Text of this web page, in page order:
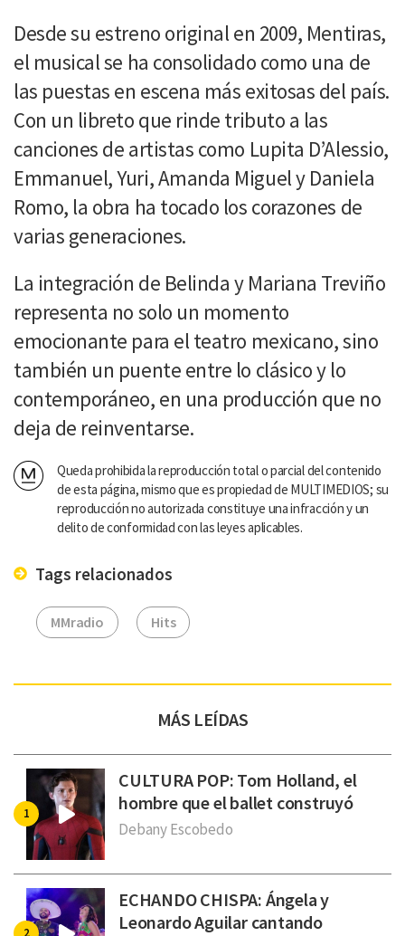
Desde su estreno original en 2009, Mentiras,
el musical se ha consolidado como una de
las puestas en escena más exitosas del país.
Con un libreto que rinde tributo a las
canciones de artistas como Lupita D’Alessio,
Emmanuel, Yuri, Amanda Miguel y Daniela
Romo, la obra ha tocado los corazones de
varias generaciones.
La integración de Belinda y Mariana Treviño
representa no solo un momento
emocionante para el teatro mexicano, sino
también un puente entre lo clásico y lo
contemporáneo, en una producción que no
deja de reinventarse.
Queda prohibida la reproducción total o parcial del contenido
de esta página, mismo que es propiedad de MULTIMEDIOS; su
reproducción no autorizada constituye una infracción y un
delito de conformidad con las leyes aplicables.
Tags relacionados
MMradio Hits
MÁS LEÍDAS
CULTURA POP: Tom Holland, el
hombre que el ballet construyó
Debany Escobedo
ECHANDO CHISPA: Ángela y
Leonardo Aguilar cantando